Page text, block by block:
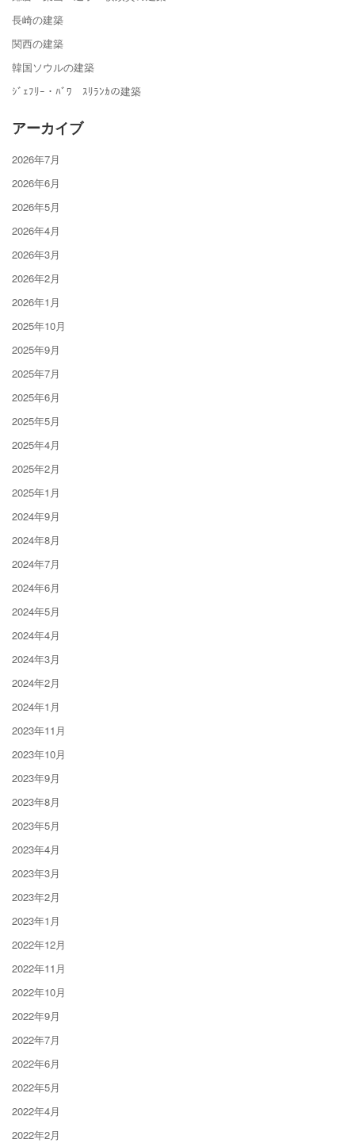
長崎の建築
関西の建築
韓国ソウルの建築
ｼﾞｪﾌﾘｰ・ﾊﾞﾜ ｽﾘﾗﾝｶの建築
アーカイブ
2026年7月
2026年6月
2026年5月
2026年4月
2026年3月
2026年2月
2026年1月
2025年10月
2025年9月
2025年7月
2025年6月
2025年5月
2025年4月
2025年2月
2025年1月
2024年9月
2024年8月
2024年7月
2024年6月
2024年5月
2024年4月
2024年3月
2024年2月
2024年1月
2023年11月
2023年10月
2023年9月
2023年8月
2023年5月
2023年4月
2023年3月
2023年2月
2023年1月
2022年12月
2022年11月
2022年10月
2022年9月
2022年7月
2022年6月
2022年5月
2022年4月
2022年2月